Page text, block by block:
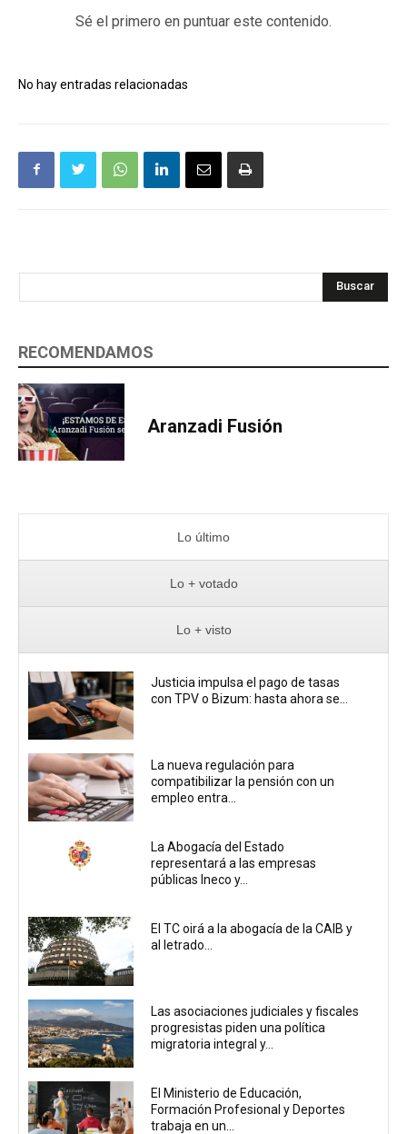
Sé el primero en puntuar este contenido.
No hay entradas relacionadas
Buscar
RECOMENDAMOS
Aranzadi Fusión
Lo último
Lo + votado
Lo + visto
Justicia impulsa el pago de tasas
con TPV o Bizum: hasta ahora se...
La nueva regulación para
compatibilizar la pensión con un
empleo entra...
La Abogacía del Estado
representará a las empresas
públicas Ineco y...
El TC oirá a la abogacía de la CAIB y
al letrado...
Las asociaciones judiciales y fiscales
progresistas piden una política
migratoria integral y...
El Ministerio de Educación,
Formación Profesional y Deportes
trabaja en un...